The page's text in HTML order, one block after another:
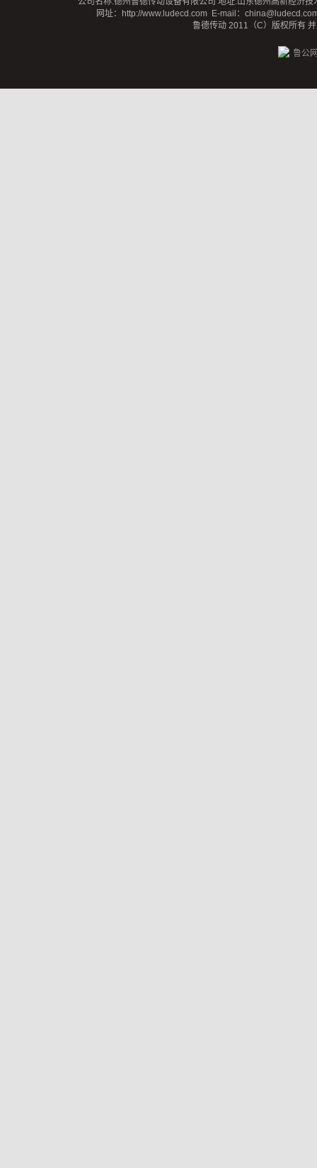
网址：
http://www.ludecd.comE-mail：
鲁德传动 2011（C）版权所有
鲁公